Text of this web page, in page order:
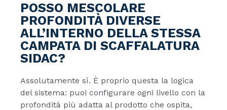
POSSO MESCOLARE
PROFONDITÀ DIVERSE
ALL’INTERNO DELLA STESSA
CAMPATA DI SCAFFALATURA
SIDAC?
Assolutamente sì. È proprio questa la logica
del sistema: puoi configurare ogni livello con la
profondità più adatta al prodotto che ospita,